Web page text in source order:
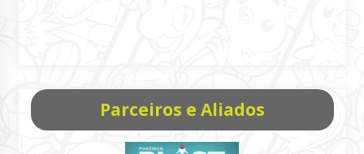
Parceiros e Aliados